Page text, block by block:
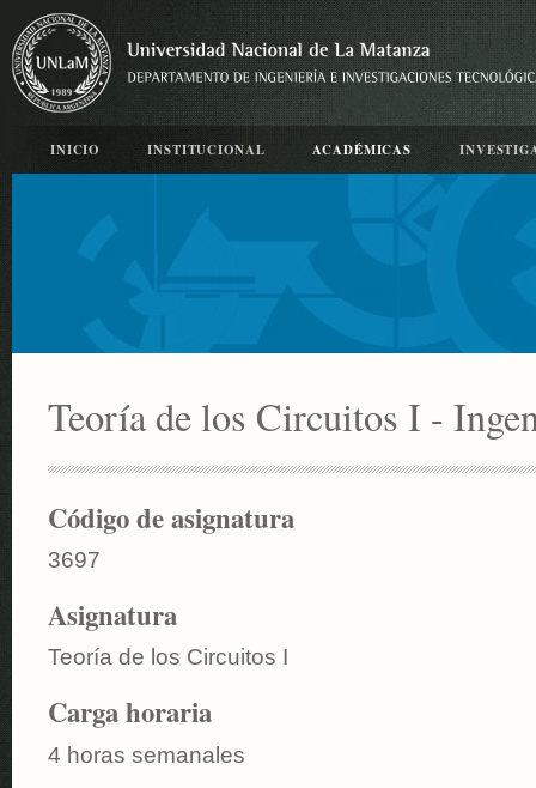
INICIO INSTITUCIONAL ACADÉMICAS
Teoría de los Circuitos I -
Código de asignatura
3697
Asignatura
Teoría de los Circuitos I
Carga horaria
4 horas semanales